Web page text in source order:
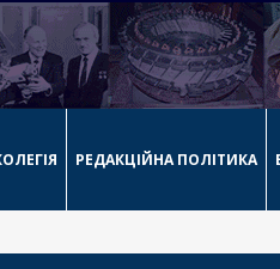
РЕДАКЦІЙНА ПОЛІТИКА